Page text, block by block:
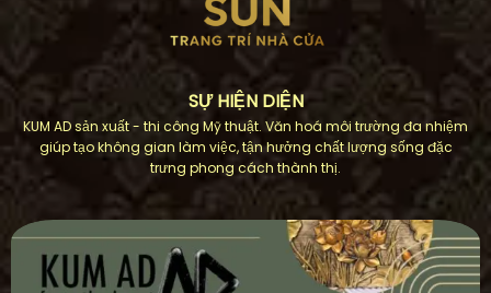
SỰ HIỆN DIỆN
KUM AD sản xuất - thi công Mỹ thuật. Văn hoá môi trường đa nhiệm
giúp tạo không gian làm việc, tận hưởng chất lượng sống đặc
trưng phong cách thành thị.